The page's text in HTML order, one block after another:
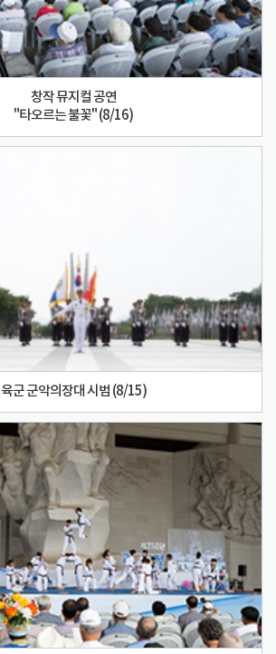
창작 뮤지컬 공연
"타오르는 불꽃" (8/16)
육군 군악의장대 시범 (8/15)